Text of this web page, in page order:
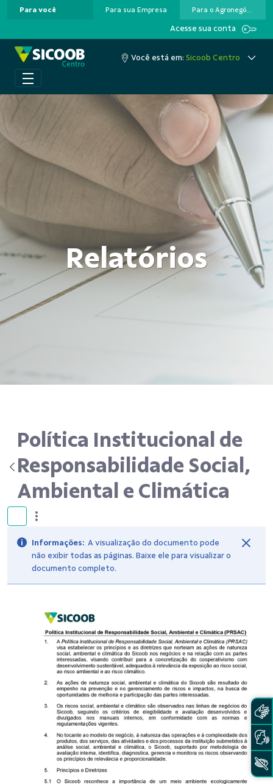
Pular para o Conteúdo principal
Para você Para sua Empresa Para o Agronegócio
Acesse sua conta
Você está em:Sicoob Centro
Relatórios
Política Institucional de
Responsabilidade Social,
Ambiental e Climática
Informações: A visualização do documento pode
não exibir todas as páginas. Baixe ele para visualizar o
documento completo.